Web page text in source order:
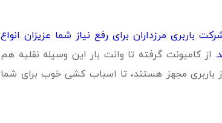
باربری مرزداران برای رفع نیاز شما عزیزان انواع
از کامیونت گرفته تا وانت بار این وسیله نقلیه هم
باربری مجهز هستند، تا اسباب کشی خوب برای شما